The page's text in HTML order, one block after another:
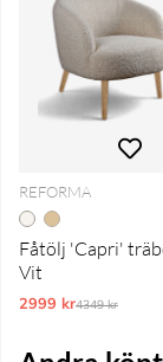
REFORMA
Fåtölj 'Capri'
Vit
2999 krOrdinarie
4349 kr